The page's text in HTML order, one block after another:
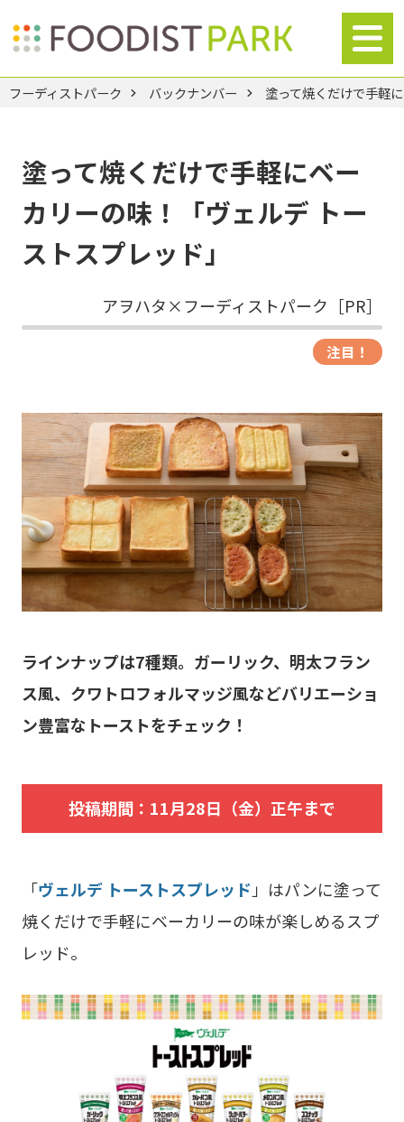
フーディストパーク バックナンバー 塗って焼くだけで手軽
塗って焼くだけで手軽にベー
カリーの味！「ヴェルデ トー
ストスプレッド」
アヲハタ×フーディストパーク［PR］
注目！
ラインナップは7種類。ガーリック、明太フラン
ス風、クワトロフォルマッジ風などバリエーショ
ン豊富なトーストをチェック！
投稿期間：11月28日（金）正午まで
「ヴェルデ トーストスプレッド」はパンに塗って
焼くだけで手軽にベーカリーの味が楽しめるスプ
レッド。